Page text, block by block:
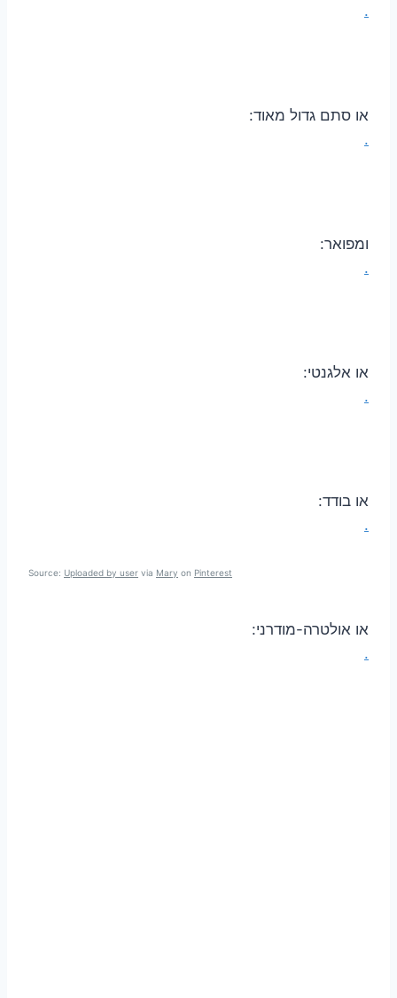
.
או סתם גדול מאוד:
.
ומפואר:
.
או אלגנטי:
.
או בודד:
.
Source: Uploaded by user via Mary on Pinterest
או אולטרה-מודרני:
.